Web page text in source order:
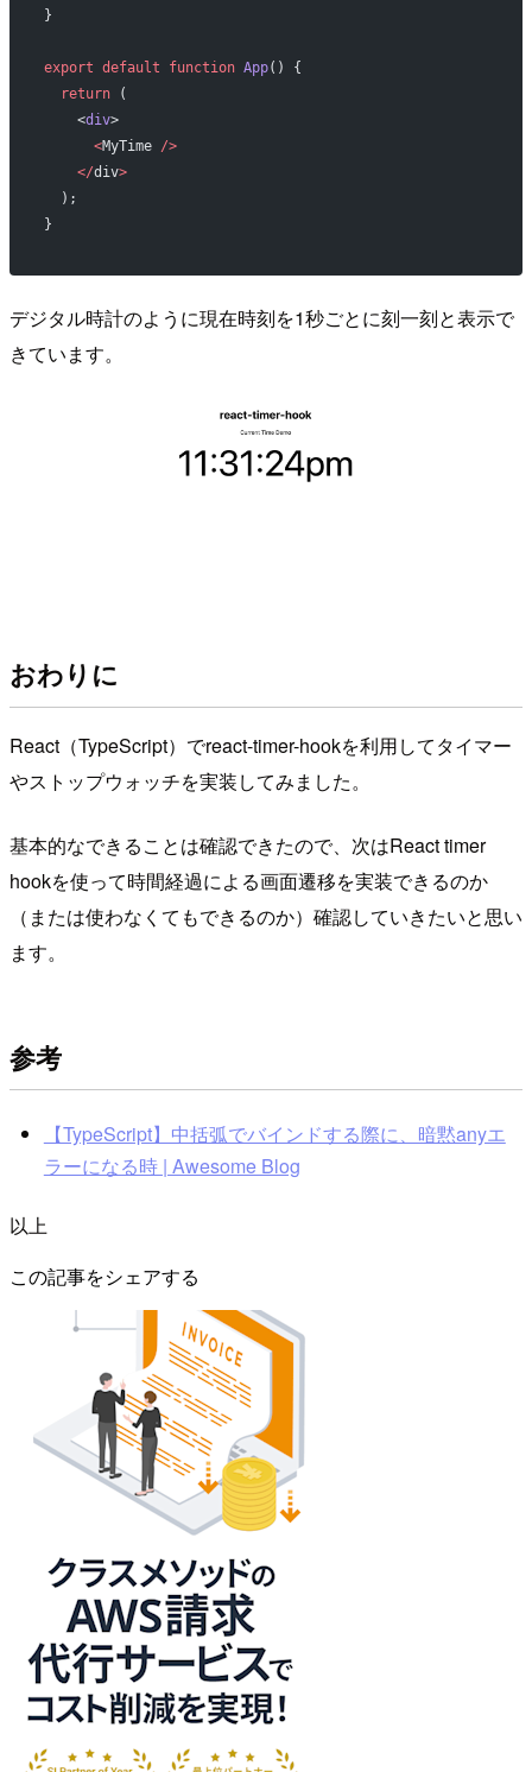
}
export default function App() {
  return
(
    <
div>
      <
MyTime />
    </
div>
  );
}
デジタル時計のように現在時刻を1秒ごとに刻一刻と表示で
きています。
おわりに
React（TypeScript）でreact-timer-hookを利用してタイマー
やストップウォッチを実装してみました。
基本的なできることは確認できたので、次はReact timer
hookを使って時間経過による画面遷移を実装できるのか
（または使わなくてもできるのか）確認していきたいと思い
ます。
参考
【TypeScript】中括弧でバインドする際に、暗黙anyエ
ラーになる時 | Awesome Blog
以上
この記事をシェアする